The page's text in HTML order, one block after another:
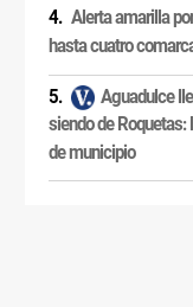
Alerta amarilla
hasta cuatro
Aguadulce
siendo de
de municipio